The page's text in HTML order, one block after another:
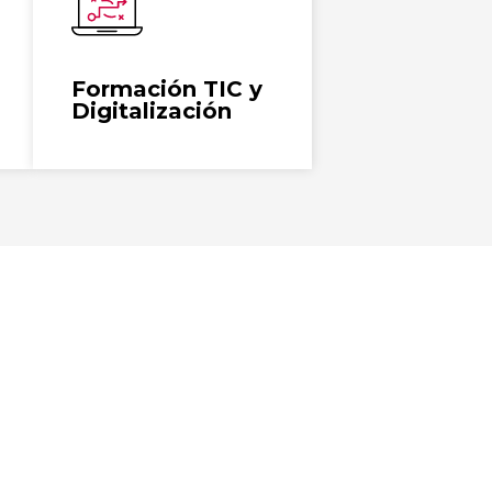
Formación TIC y
Digitalización
digitales e innovación .